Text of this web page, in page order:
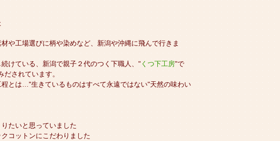
や工場選びに柄や染めなど、新潟や沖縄に飛んで行きま
けている、新潟で親子２代のつく下職人、"くつ下工房"で
されています。
とは…"生きているものはすべて永遠ではない"天然の味わい
たいと思っていました
コットンにこだわりました